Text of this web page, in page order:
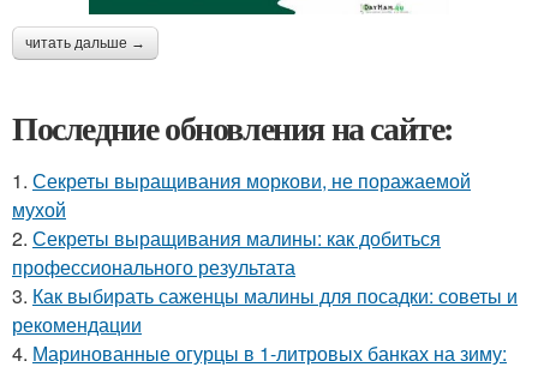
читать дальше →
Последние обновления на сайте:
1. Секреты выращивания моркови, не поражаемой
мухой
2. Секреты выращивания малины: как добиться
профессионального результата
3. Как выбирать саженцы малины для посадки: советы и
рекомендации
4. Маринованные огурцы в 1-литровых банках на зиму: